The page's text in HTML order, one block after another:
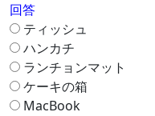
回答
ティッシュ
ハンカチ
ランチョンマット
ケーキの箱
MacBook